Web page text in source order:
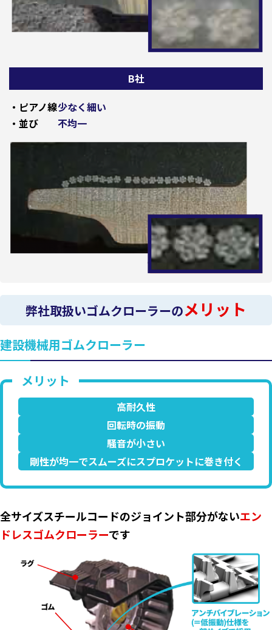
B社
・ピアノ線少なく細い
・並び
不均一
弊社取扱いゴムクローラーのメリット
建設機械用ゴムクローラー
高耐久性
回転時の振動
騒音が小さい
剛性が均一でスムーズにスプロケットに巻き付く
全サイズスチールコードのジョイント部分がないエン
ドレスゴムクローラーです